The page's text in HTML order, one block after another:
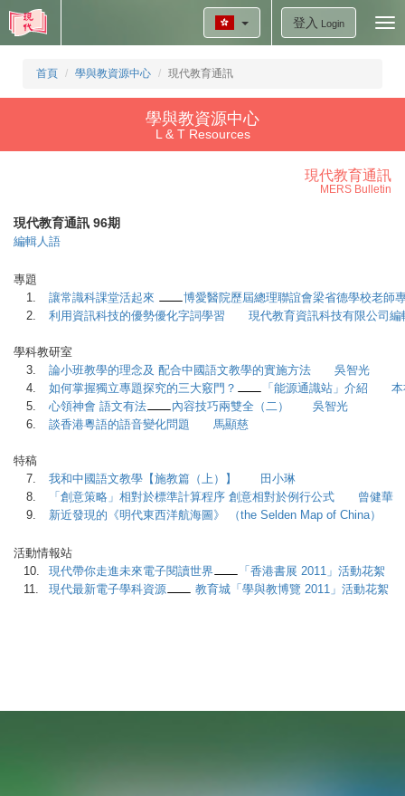
登入 Login
首頁 學與教資源中心 現代教育通訊
學與教資源中心
L & T Resources
現代教育通訊
MERS Bulletin
現代教育通訊 96期
編輯人語
專題
1.
讓常識科課堂活起來
博愛醫院歷屆總理聯誼會梁省德學校老師
2.
利用資訊科技的優勢優化字詞學習 現代教育資訊科技有限公司編
學科教研室
3.
論小班教學的理念及 配合中國語文教學的實施方法 吳智光
4.
如何掌握獨立專題探究的三大竅門？
「能源通識站」介紹 本
5.
心領神會 語文有法
內容技巧兩雙全（二） 吳智光
6.
談香港粵語的語音變化問題 馬顯慈
特稿
7.
我和中國語文教學【施教篇（上）】 田小琳
8.
「創意策略」相對於標準計算程序 創意相對於例行公式 曾健華
9.
新近發現的《明代東西洋航海圖》 （the Selden Map of China）
活動情報站
10.
現代帶你走進未來電子閱讀世界
「香港書展 2011」活動花絮
11.
現代最新電子學科資源 教育城「學與教博覽 2011」活動花絮